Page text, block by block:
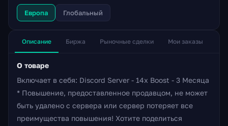
Европа Глобальный
Описание Биржа Рыночные сделки Мои заказы
О товаре
Включает в себя: Discord Server - 14x Boost - 3 Месяца
* Повышение, предоставленное продавцом, не может
быть удалено с сервера или сервер потеряет все
преимущества повышения! Хотите поделиться